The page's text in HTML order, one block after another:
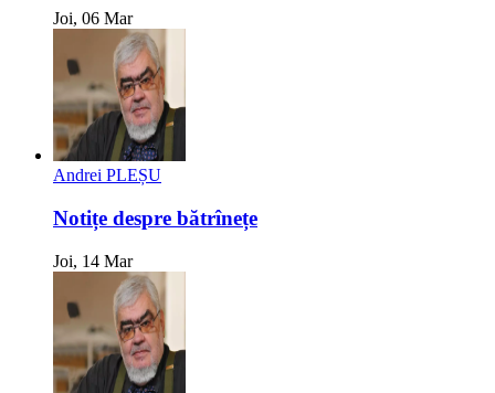
Joi, 06 Mar
Andrei PLEȘU
Notițe despre bătrînețe
Joi, 14 Mar